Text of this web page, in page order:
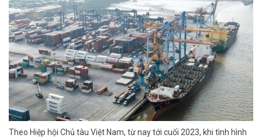
Theo Hiệp hội Chủ tàu Việt Nam, từ nay tới cuối 2023, khi tình hình